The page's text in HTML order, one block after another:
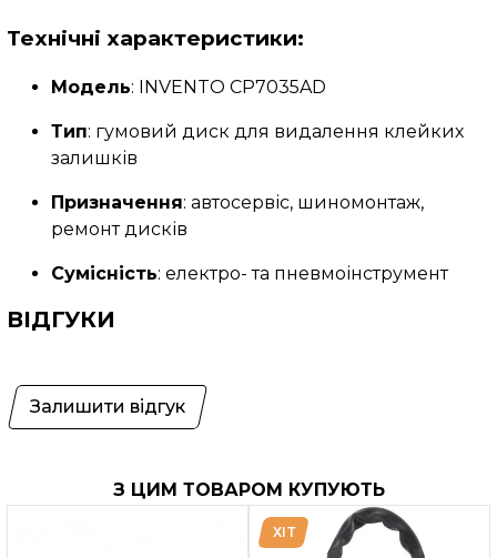
Технічні характеристики:
Модель: INVENTO CP7035AD
Тип: гумовий диск для видалення клейких
залишків
Призначення: автосервіс, шиномонтаж,
ремонт дисків
Сумісність: електро- та пневмоінструмент
ВІДГУКИ
Залишити відгук
З ЦИМ ТОВАРОМ КУПУЮТЬ
ХІТ